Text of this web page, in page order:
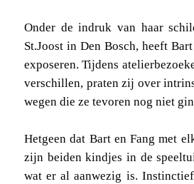
Onder de indruk van haar
St.Joost in Den Bosch, heeft
exposeren. Tijdens
verschillen, praten zij over
wegen die ze tevoren nog niet
Hetgeen dat Bart en Fang met
zijn beiden kindjes in de
wat er al aanwezig is.